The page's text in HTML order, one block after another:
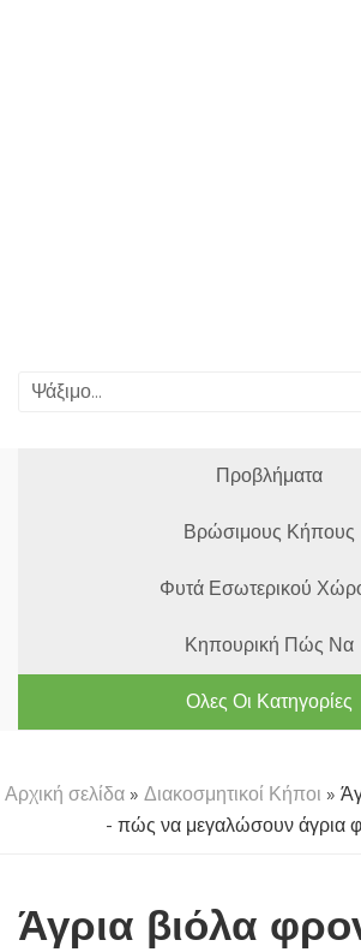
Προβλήματα
Βρώσιμους Κήπους
Φυτά Εσωτερικού
Κηπουρική Πώς Να
Ολες Οι Κατηγορίες
Αρχική σελίδα » Διακοσμητικοί Κήποι »
- πώς να μεγαλώσουν άγρια
Άγρια βιόλα